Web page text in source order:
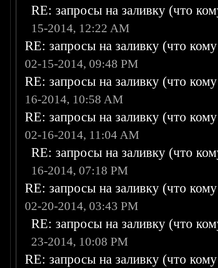
RE: запросы на заливку (что
15-2014, 12:22 AM
RE: запросы на заливку (что
02-15-2014, 09:48 PM
RE: запросы на заливку (что
16-2014, 10:58 AM
RE: запросы на заливку (что
02-16-2014, 11:04 AM
RE: запросы на заливку (что
16-2014, 07:18 PM
RE: запросы на заливку (что
02-20-2014, 03:43 PM
RE: запросы на заливку (что
23-2014, 10:08 PM
RE: запросы на заливку (что